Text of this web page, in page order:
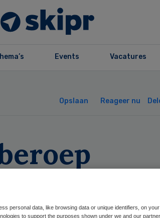
Events Vacatures
Opslaan Reageer nu
verlaging
personal data, like browsing data or unique identifiers, on your
to support the purposes shown under we and our